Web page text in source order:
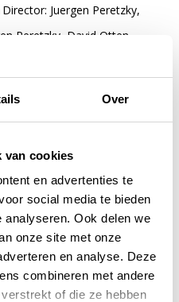
Over
van cookies
en advertenties te
social media te bieden
Ook delen we
onze site met onze
en analyse. Deze
combineren met andere
of die ze hebben
Juergen Peretzky,
Peretzky, David Otten
- In Enemy Hands, God’s
(DVD)